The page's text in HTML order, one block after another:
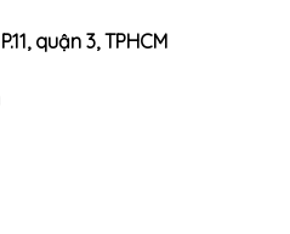
quận 3, TPHCM